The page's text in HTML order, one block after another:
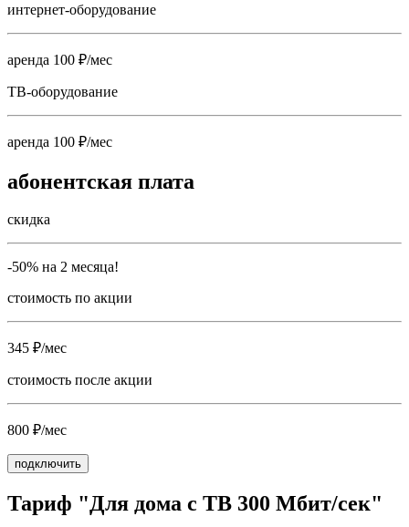
интернет-оборудование
аренда 100 ₽/мес
ТВ-оборудование
аренда 100 ₽/мес
абонентская плата
скидка
-50% на 2 месяца!
стоимость по акции
345 ₽/мес
стоимость после акции
800 ₽/мес
подключить
Тариф "Для дома с ТВ 300 Мбит/сек"